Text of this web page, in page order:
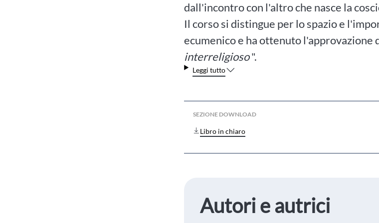
dall'incontro con l'altro che nasce la
Il corso si distingue per lo spazio e
ecumenico e ha ottenuto l'approvazione
interreligioso".
Leggi tutto
SEZIONE DOWNLOAD
Libro in chiaro
Autori e autrici